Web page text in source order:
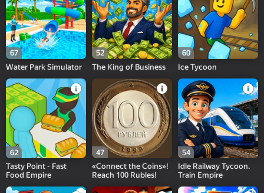
67
Water Park Simulator
52
The King of Business
60
Ice Tycoon
62
Tasty Point - Fast
Food Empire
47
«Connect the Coins»!
Reach 100 Rubles!
54
Idle Railway Tycoon.
Train Empire